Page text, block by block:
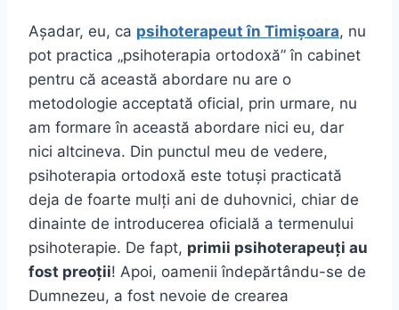
Așadar, eu, ca psihoterapeut în Timișoara, nu
pot practica „psihoterapia ortodoxă” în cabinet
pentru că această abordare nu are o
metodologie acceptată oficial, prin urmare, nu
am formare în această abordare nici eu, dar
nici altcineva. Din punctul meu de vedere,
psihoterapia ortodoxă este totuși practicată
deja de foarte mulți ani de duhovnici, chiar de
dinainte de introducerea oficială a termenului
psihoterapie. De fapt, primii psihoterapeuți au
fost preoții! Apoi, oamenii îndepărtându-se de
Dumnezeu, a fost nevoie de crearea